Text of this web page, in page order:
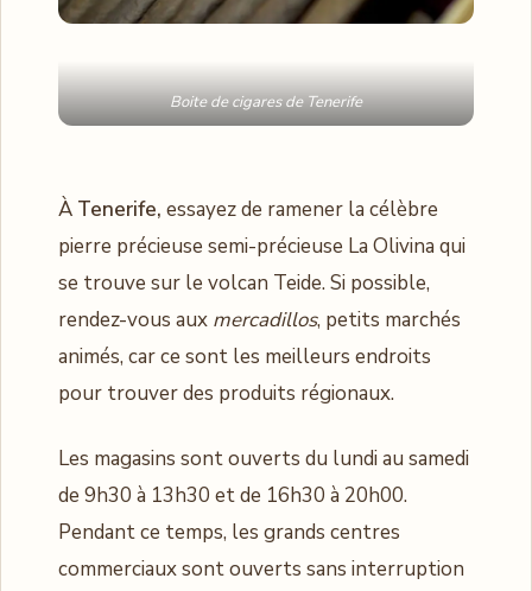
Boite de cigares de Tenerife
À Tenerife, essayez de ramener la célèbre
pierre précieuse semi-précieuse La Olivina qui
se trouve sur le volcan Teide. Si possible,
rendez-vous aux mercadillos, petits marchés
animés, car ce sont les meilleurs endroits
pour trouver des produits régionaux.
Les magasins sont ouverts du lundi au samedi
de 9h30 à 13h30 et de 16h30 à 20h00.
Pendant ce temps, les grands centres
commerciaux sont ouverts sans interruption